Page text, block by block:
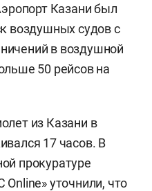
Казани был
воздушных судов с
в воздушной
50 рейсов на
из Казани в
17 часов. В
прокуратуре
уточнили, что